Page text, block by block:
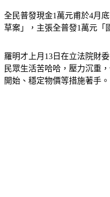
全民普發現金1萬元甫於4月
草案」，主張全普發1萬元「
羅明才上月13日在立法院財
民眾生活苦哈哈，壓力沉重
開始、穩定物價等措施著手。